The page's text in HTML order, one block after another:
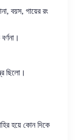
বয়স, গায়ের রং
ছিলো।
হয়ে কোন দিকে